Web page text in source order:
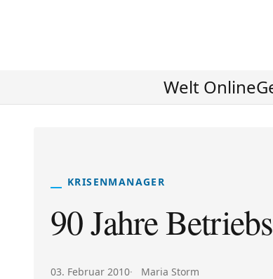
Welt Online
KRISENMANAGER
90 Jahre
Veröffentlicht am:
03. Februar 2010 Autor:
Maria Storm